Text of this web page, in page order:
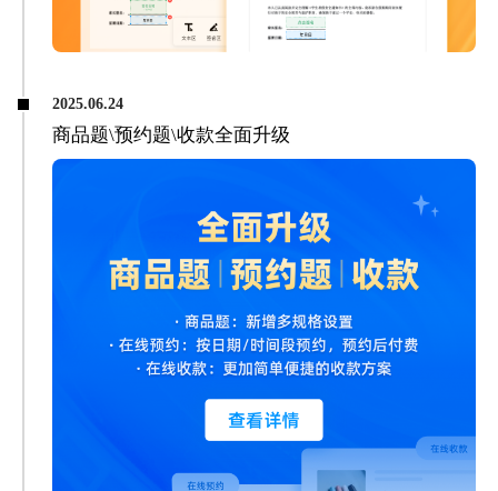
2025.06.24
商品题\预约题\收款全面升级